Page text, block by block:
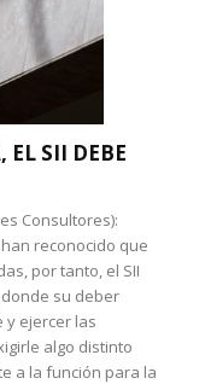
SII DEBE
Consultores):
reconocido que
por tanto, el SII
su deber
y ejercer las
algo distinto
a la función para la